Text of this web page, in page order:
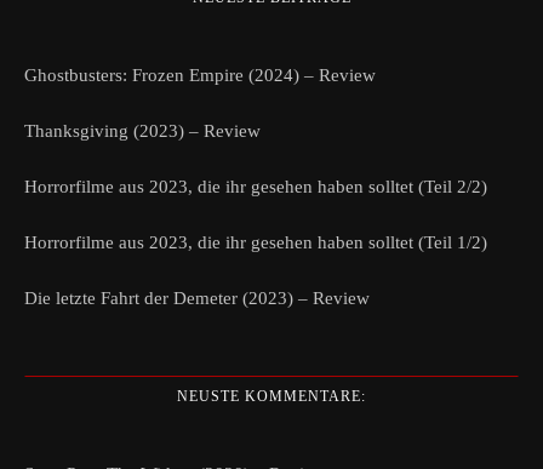
Ghostbusters: Frozen Empire (2024) – Review
Thanksgiving (2023) – Review
Horrorfilme aus 2023, die ihr gesehen haben solltet (Teil 2/2)
Horrorfilme aus 2023, die ihr gesehen haben solltet (Teil 1/2)
Die letzte Fahrt der Demeter (2023) – Review
NEUSTE KOMMENTARE: